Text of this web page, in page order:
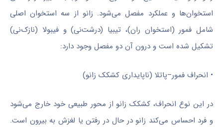
استخوان‌ها و عملکرد مفصل می‌شود. زانو از سه استخوان اصلی
شامل فمور (استخوان ران)، تیبیا (درشت‌نی) و فیبولا (نازک‌نی)
تشکیل شده است و درون آن دو مفصل وجود دارد:
• انحراف فمور–پاتلا (ناپایداری کشکک زانو)
در این نوع انحراف، کشکک زانو از محور طبیعی خود خارج می‌شود
و فرد احساس می‌کند زانو در حال در رفتن یا لغزش به بیرون است.